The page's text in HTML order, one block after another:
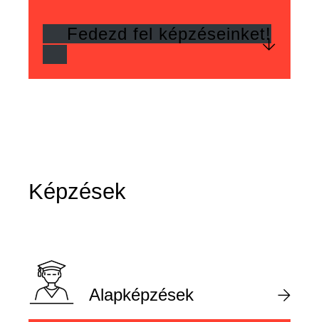
Fedezd fel képzéseinket!
Képzések
Alapképzések